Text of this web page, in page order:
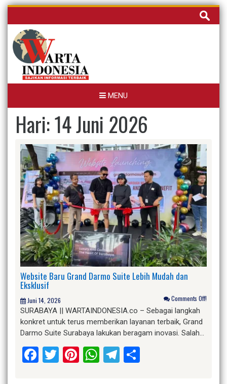
Skip
content
Cari
untuk:
MENU
Hari:14 Juni 2026
Website Baru Grand Darmo Suite Lebih Mudah dan
Eksklusif
Juni 14, 2026 Comments Off!
SURABAYA || WARTAINDONESIA.co – Sebagai langkah
konkret untuk terus memberikan layanan terbaik, Grand
Darmo Suite Surabaya lakukan beragam inovasi. Salah…
Facebook
Twitter
Pinterest
WhatsApp
Telegram